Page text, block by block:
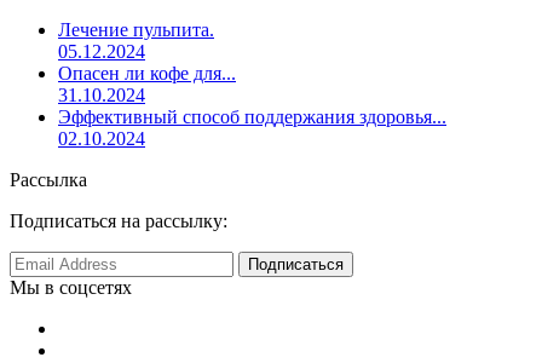
Лечение пульпита.
05.12.2024
Опасен ли кофе для...
31.10.2024
Эффективный способ поддержания здоровья...
02.10.2024
Рассылка
Подписаться на рассылку:
Мы в соцсетях